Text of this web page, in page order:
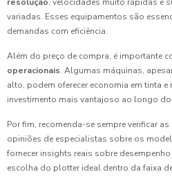
resolução, velocidades muito rápidas e
variadas. Esses equipamentos são
demandas com eficiência.
Além do preço de compra, é importante
operacionais. Algumas máquinas,
alto, podem oferecer economia em tinta
investimento mais vantajoso ao longo
Por fim, recomenda-se sempre verificar
opiniões de especialistas sobre os
fornecer insights reais sobre
escolha do plotter ideal dentro da faixa